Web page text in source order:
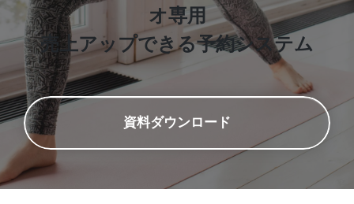
オ専用
売上アップできる予約システム
資料ダウンロード